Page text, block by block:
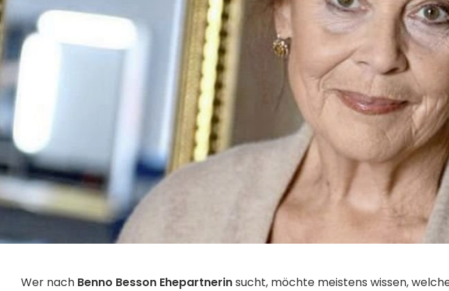
Wer nach Benno Besson Ehepartnerinsucht, möchte meistens wissen,